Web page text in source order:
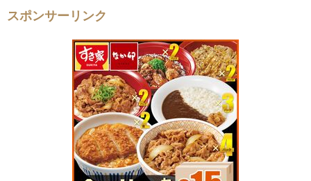
スポンサーリンク